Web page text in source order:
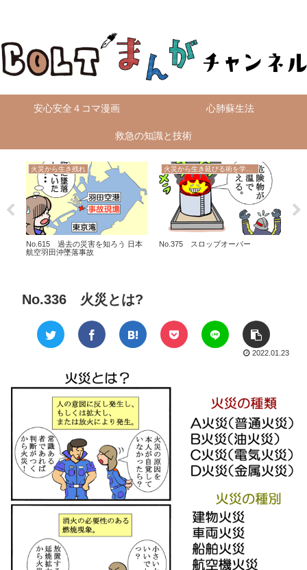
安心安全４コマ漫画 心肺蘇生法
救急の知識と技術
火災から生き残れ
No.615 過去の災害を知ろう 日本
航空羽田沖墜落事故
火災から生き延びる術を学ぼう
No.375 スロップオーバー
No.336 火災とは?
2022.01.23